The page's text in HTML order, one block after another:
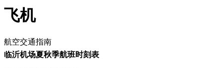
飞机
航空交通指南
临沂机场夏秋季航班时刻表